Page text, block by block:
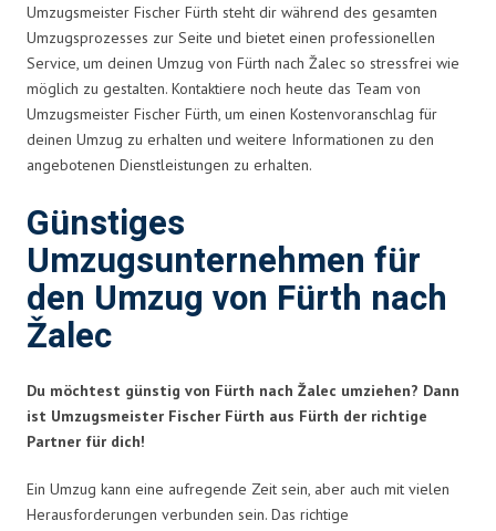
Umzugsmeister Fischer Fürth steht dir während des gesamten
Umzugsprozesses zur Seite und bietet einen professionellen
Service, um deinen Umzug von Fürth nach Žalec so stressfrei wie
möglich zu gestalten. Kontaktiere noch heute das Team von
Umzugsmeister Fischer Fürth, um einen Kostenvoranschlag für
deinen Umzug zu erhalten und weitere Informationen zu den
angebotenen Dienstleistungen zu erhalten.
Günstiges
Umzugsunternehmen für
den Umzug von Fürth nach
Žalec
Du möchtest günstig von Fürth nach Žalec umziehen? Dann
ist Umzugsmeister Fischer Fürth aus Fürth der richtige
Partner für dich!
Ein Umzug kann eine aufregende Zeit sein, aber auch mit vielen
Herausforderungen verbunden sein. Das richtige